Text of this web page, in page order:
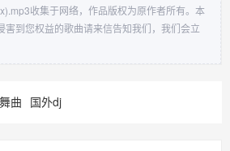
收集于网络，作品版权为原作者所有。本
害到您权益的歌曲请来信告知我们，我们会立
曲 国外dj